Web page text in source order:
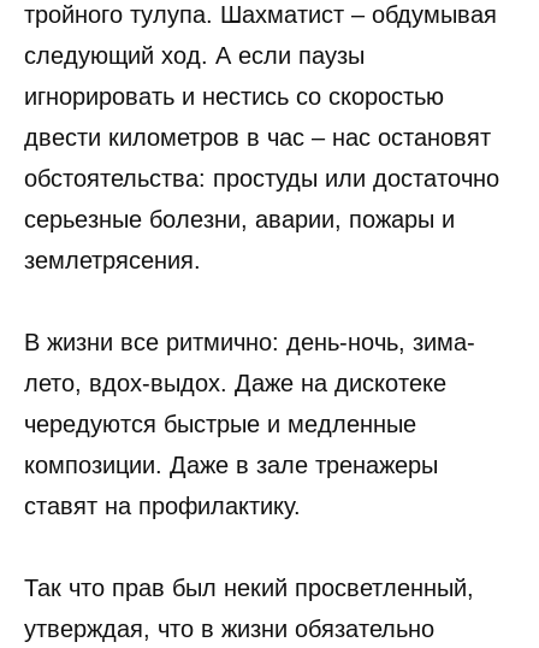
тройного тулупа. Шахматист – обдумывая
следующий ход. А если паузы
игнорировать и нестись со скоростью
двести километров в час – нас остановят
обстоятельства: простуды или достаточно
серьезные болезни, аварии, пожары и
землетрясения.
В жизни все ритмично: день-ночь, зима-
лето, вдох-выдох. Даже на дискотеке
чередуются быстрые и медленные
композиции. Даже в зале тренажеры
ставят на профилактику.
Так что прав был некий просветленный,
утверждая, что в жизни обязательно